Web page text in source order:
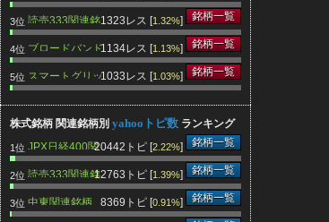
3位 読売333関連銘
柄
1323レス [1.32%] 銘柄一覧
4位 ブロードバンド
関連銘柄
1134レス [1.13%] 銘柄一覧
5位 スマートグリッ
ド関連銘柄
1033レス [1.03%] 銘柄一覧
株式銘柄 関連銘柄別 yahooトピ数 ランキング
1位 JPX日経400関
連銘柄
20442トピ [2.22%] 銘柄一覧
2位 読売333関連銘
柄
12763トピ [1.39%] 銘柄一覧
3位 中東関連銘柄 8369トピ [0.91%] 銘柄一覧